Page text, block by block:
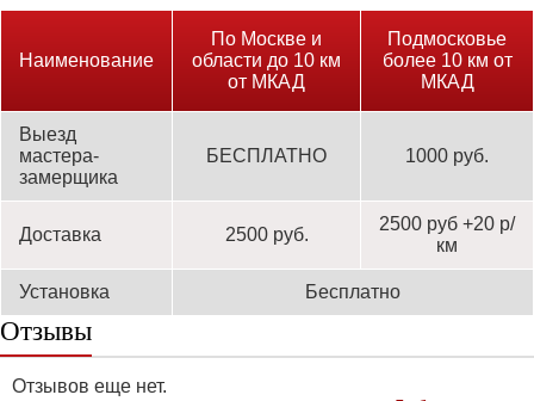
Наименование
По Москве и
области до 10 км
от МКАД
Подмосковье
более 10 км от
МКАД
Выезд
мастера-
замерщика
БЕСПЛАТНО 1000 руб.
Доставка 2500 руб.
2500 руб +20 р/
км
Установка Бесплатно
Отзывы
Отзывов еще нет.